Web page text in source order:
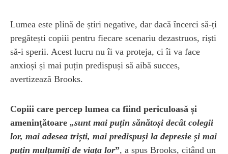
Lumea este plină de știri negative, dar dacă încerci să-ți
pregătești copiii pentru fiecare scenariu dezastruos, riști
să-i sperii. Acest lucru nu îi va proteja, ci îi va face
anxioși și mai puțin predispuși să aibă succes,
avertizează Brooks.
Copiii care percep lumea ca fiind periculoasă și
amenințătoare „sunt mai puțin sănătoși decât colegii
lor, mai adesea triști, mai predispuși la depresie și mai
puțin mulțumiți de viața lor”, a spus Brooks, citând un